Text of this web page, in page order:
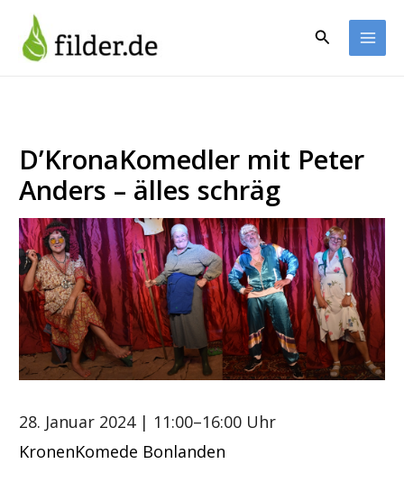
Inhalt
springen
Suchen
D’KronaKomedler mit Peter
Anders – älles schräg
28. Januar 2024 | 11:00–16:00 Uhr
KronenKomede Bonlanden